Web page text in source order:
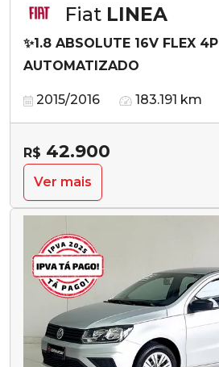
Fiat LINEA
✨1.8 ABSOLUTE 16V FLEX 4P
AUTOMATIZADO
2015/2016 183.191 km
R$ 42.900
Ver mais